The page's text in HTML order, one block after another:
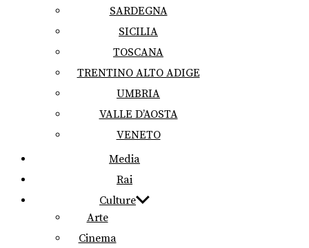
SARDEGNA
SICILIA
TOSCANA
TRENTINO ALTO ADIGE
UMBRIA
VALLE D’AOSTA
VENETO
Media
Rai
Culture
Arte
Cinema